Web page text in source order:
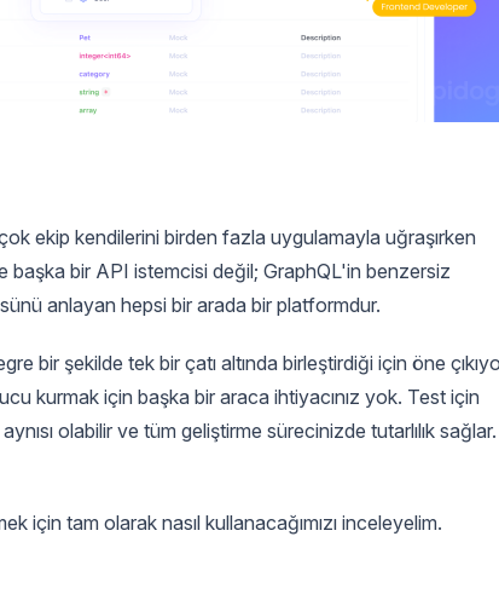
ekip kendilerini birden fazla uygulamayla uğraşırken
başka bir API istemcisi değil; GraphQL'in benzersiz
anlayan hepsi bir arada bir platformdur.
bir şekilde tek bir çatı altında birleştirdiği için öne
kurmak için başka bir araca ihtiyacınız yok. Test için
olabilir ve tüm geliştirme sürecinizde tutarlılık sağlar.
tam olarak nasıl kullanacağımızı inceleyelim.